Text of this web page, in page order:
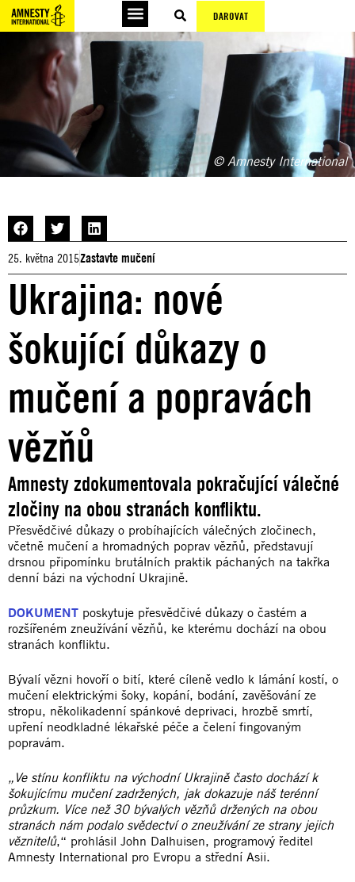
DAROVAT
© Amnesty International
25. května 2015Zastavte mučení
Ukrajina: nové
šokující důkazy o
mučení a popravách
vězňů
Amnesty zdokumentovala pokračující válečné
zločiny na obou stranách konfliktu.
Přesvědčivé důkazy o probíhajících válečných zločinech,
včetně mučení a hromadných poprav vězňů, představují
drsnou připomínku brutálních praktik páchaných na takřka
denní bázi na východní Ukrajině.
DOKUMENT poskytuje přesvědčivé důkazy o častém a
rozšířeném zneužívání vězňů, ke kterému dochází na obou
stranách konfliktu.
Bývalí vězni hovoří o bití, které cíleně vedlo k lámání kostí, o
mučení elektrickými šoky, kopání, bodání, zavěšování ze
stropu, několikadenní spánkové deprivaci, hrozbě smrtí,
upření neodkladné lékařské péče a čelení fingovaným
popravám.
„Ve stínu konfliktu na východní Ukrajině často dochází k
šokujícímu mučení zadržených, jak dokazuje náš terénní
průzkum. Více než 30 bývalých vězňů držených na obou
stranách nám podalo svědectví o zneužívání ze strany jejich
věznitelů,“ prohlásil John Dalhuisen, programový ředitel
Amnesty International pro Evropu a střední Asii.